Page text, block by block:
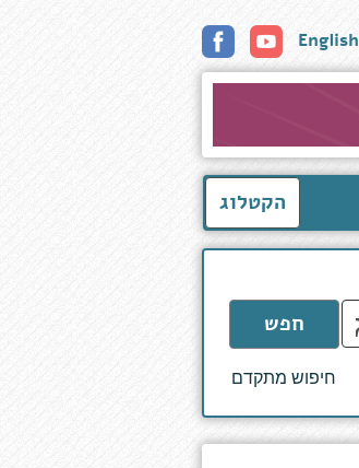
English
הקטלוג
חפש
חיפוש מתקדם